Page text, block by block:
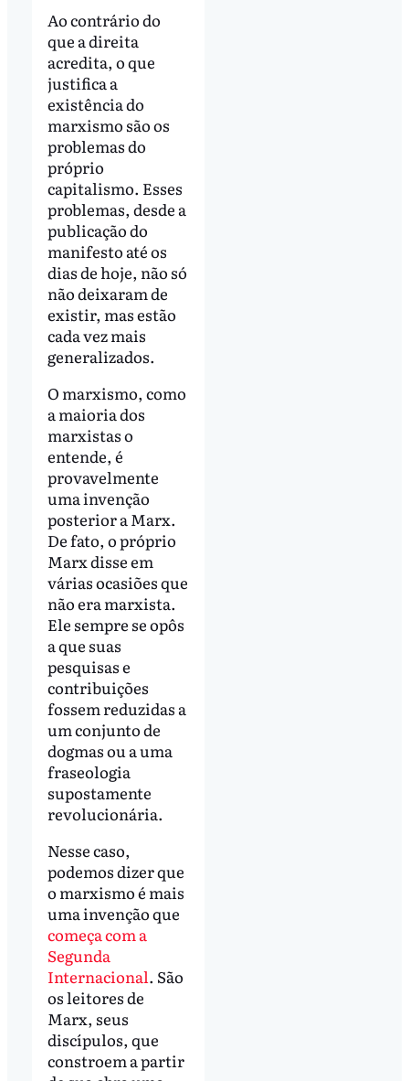
Ao contrário do
que a direita
acredita, o que
justifica a
existência do
marxismo são os
problemas do
próprio
capitalismo. Esses
problemas, desde a
publicação do
manifesto até os
dias de hoje, não só
não deixaram de
existir, mas estão
cada vez mais
generalizados.
O marxismo, como
a maioria dos
marxistas o
entende, é
provavelmente
uma invenção
posterior a Marx.
De fato, o próprio
Marx disse em
várias ocasiões que
não era marxista.
Ele sempre se opôs
a que suas
pesquisas e
contribuições
fossem reduzidas a
um conjunto de
dogmas ou a uma
fraseologia
supostamente
revolucionária.
Nesse caso,
podemos dizer que
o marxismo é mais
uma invenção que
começa com a
Segunda
Internacional. São
os leitores de
Marx, seus
discípulos, que
constroem a partir